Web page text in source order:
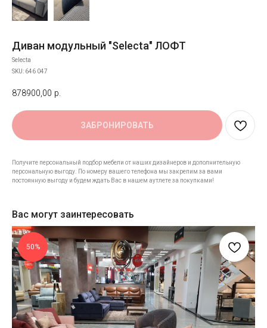
Диван модульный "Selecta" ЛОФТ
Selecta
SKU: 646 047
878900,00 р.
ЗАБРОНИРОВАТЬ
Получите персональный подбор мебели от наших дизайнеров и дополнительную
персональную выгоду. По номеру вашего телефона мы закрепим за вами
постоянную выгоду и будем ждать Вас в нашем аутлете за покупками!
Вас могут заинтересовать
50%